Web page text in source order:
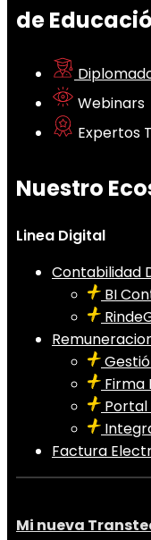
de
Webinars
Expertos
Nuestro
Linea Digital
Contabilidad
BI
Firma
Factura
Mi nueva